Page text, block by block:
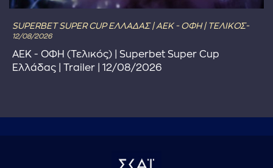
SUPERBET SUPER CUP ΕΛΛΑΔΑΣ | ΑΕΚ - ΟΦΗ | ΤΕΛΙΚΟΣ-
12/08/2026
ΑΕΚ - ΟΦΗ (Τελικός) | Superbet Super Cup
Ελλάδας | Trailer | 12/08/2026